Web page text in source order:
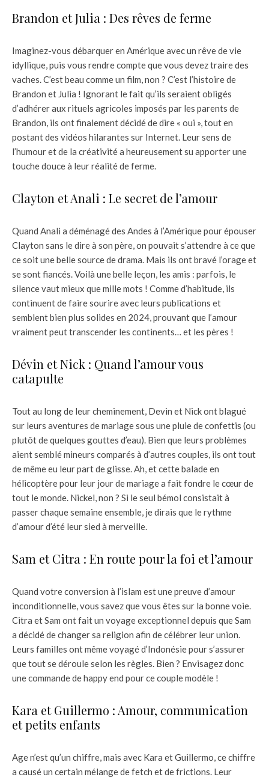
Brandon et Julia : Des rêves de ferme
Imaginez-vous débarquer en Amérique avec un rêve de vie
idyllique, puis vous rendre compte que vous devez traire des
vaches. C’est beau comme un film, non ? C’est l’histoire de
Brandon et Julia ! Ignorant le fait qu’ils seraient obligés
d’adhérer aux rituels agricoles imposés par les parents de
Brandon, ils ont finalement décidé de dire « oui », tout en
postant des vidéos hilarantes sur Internet. Leur sens de
l’humour et de la créativité a heureusement su apporter une
touche douce à leur réalité de ferme.
Clayton et Anali : Le secret de l’amour
Quand Anali a déménagé des Andes à l’Amérique pour épouser
Clayton sans le dire à son père, on pouvait s’attendre à ce que
ce soit une belle source de drama. Mais ils ont bravé l’orage et
se sont fiancés. Voilà une belle leçon, les amis : parfois, le
silence vaut mieux que mille mots ! Comme d’habitude, ils
continuent de faire sourire avec leurs publications et
semblent bien plus solides en 2024, prouvant que l’amour
vraiment peut transcender les continents… et les pères !
Dévin et Nick : Quand l’amour vous
catapulte
Tout au long de leur cheminement, Devin et Nick ont blagué
sur leurs aventures de mariage sous une pluie de confettis (ou
plutôt de quelques gouttes d’eau). Bien que leurs problèmes
aient semblé mineurs comparés à d’autres couples, ils ont tout
de même eu leur part de glisse. Ah, et cette balade en
hélicoptère pour leur jour de mariage a fait fondre le cœur de
tout le monde. Nickel, non ? Si le seul bémol consistait à
passer chaque semaine ensemble, je dirais que le rythme
d’amour d’été leur sied à merveille.
Sam et Citra : En route pour la foi et l’amour
Quand votre conversion à l’islam est une preuve d’amour
inconditionnelle, vous savez que vous êtes sur la bonne voie.
Citra et Sam ont fait un voyage exceptionnel depuis que Sam
a décidé de changer sa religion afin de célébrer leur union.
Leurs familles ont même voyagé d’Indonésie pour s’assurer
que tout se déroule selon les règles. Bien ? Envisagez donc
une commande de happy end pour ce couple modèle !
Kara et Guillermo : Amour, communication
et petits enfants
Age n’est qu’un chiffre, mais avec Kara et Guillermo, ce chiffre
a causé un certain mélange de fetch et de frictions. Leur